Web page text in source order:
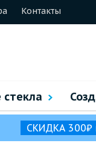
Контакты
СКИДКА 300₽